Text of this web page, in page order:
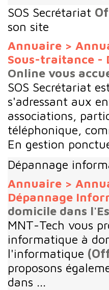
SOS Secrétariat
son site
Annuaire >
Sous-traitance -
Online vous
SOS Secrétariat
s'adressant aux
associations,
téléphonique,
En gestion
Dépannage
Annuaire >
Dépannage
domicile dans
MNT-Tech vous
informatique à
l'informatique
proposons
dans ...